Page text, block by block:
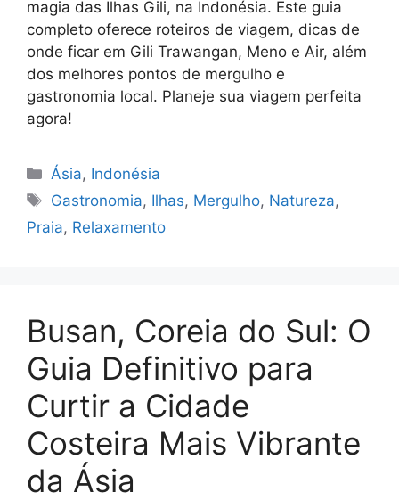
magia das Ilhas Gili, na Indonésia. Este guia
completo oferece roteiros de viagem, dicas de
onde ficar em Gili Trawangan, Meno e Air, além
dos melhores pontos de mergulho e
gastronomia local. Planeje sua viagem perfeita
agora!
Categorias
Ásia, Indonésia
Tags
Gastronomia, Ilhas, Mergulho, Natureza,
Praia, Relaxamento
Busan, Coreia do Sul: O
Guia Definitivo para
Curtir a Cidade
Costeira Mais Vibrante
da Ásia